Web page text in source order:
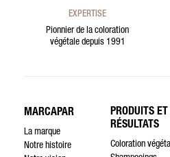
EXPERTISE
Pionnier de la coloration
végétale depuis 1991
MARCAPAR
La marque
Notre histoire
PRODUITS ET
RÉSULTATS
Coloration